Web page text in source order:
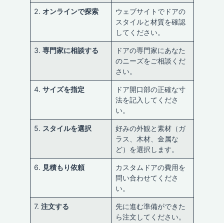
2.オンラインで探索
ウェブサイトでドアの
スタイルと材質を確認
してください。
3.専門家に相談する
ドアの専門家にあなた
のニーズをご相談くだ
さい。
4.サイズを指定
ドア開口部の正確な寸
法を記入してくださ
い。
5. スタイルを選択
好みの外観と素材（ガ
ラス、木材、金属な
ど）を選択します。
6. 見積もり依頼
カスタムドアの費用を
問い合わせてくださ
い。
7.注文する
先に進む準備ができた
ら注文してください。